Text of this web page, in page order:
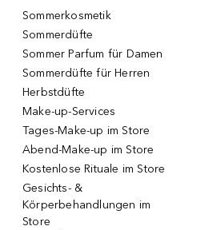
Sommerkosmetik
Sommerdüfte
Sommer Parfum für Damen
Sommerdüfte für Herren
Herbstdüfte
Make-up-Services
Tages-Make-up im Store
Abend-Make-up im Store
Kostenlose Rituale im Store
Gesichts- &
Körperbehandlungen im
Store